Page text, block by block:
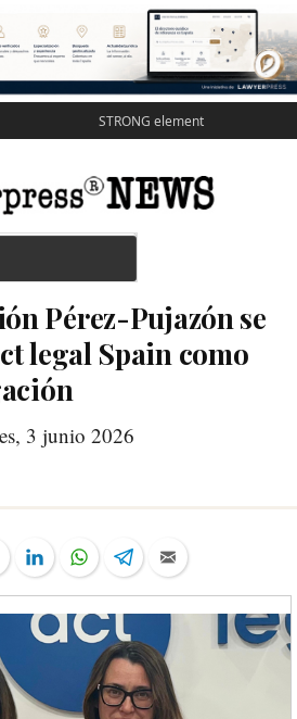
STRONG element
Pérez-Pujazón se
legal Spain como
3 junio 2026
FacebookLinkedInWhatsAppTelegramEmail